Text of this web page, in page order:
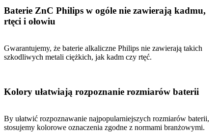
Baterie ZnC Philips w ogóle nie zawierają kadmu,
rtęci i ołowiu
Gwarantujemy, że baterie alkaliczne Philips nie zawierają takich
szkodliwych metali ciężkich, jak kadm czy rtęć.
Kolory ułatwiają rozpoznanie rozmiarów baterii
By ułatwić rozpoznawanie najpopularniejszych rozmiarów baterii,
stosujemy kolorowe oznaczenia zgodne z normami branżowymi.